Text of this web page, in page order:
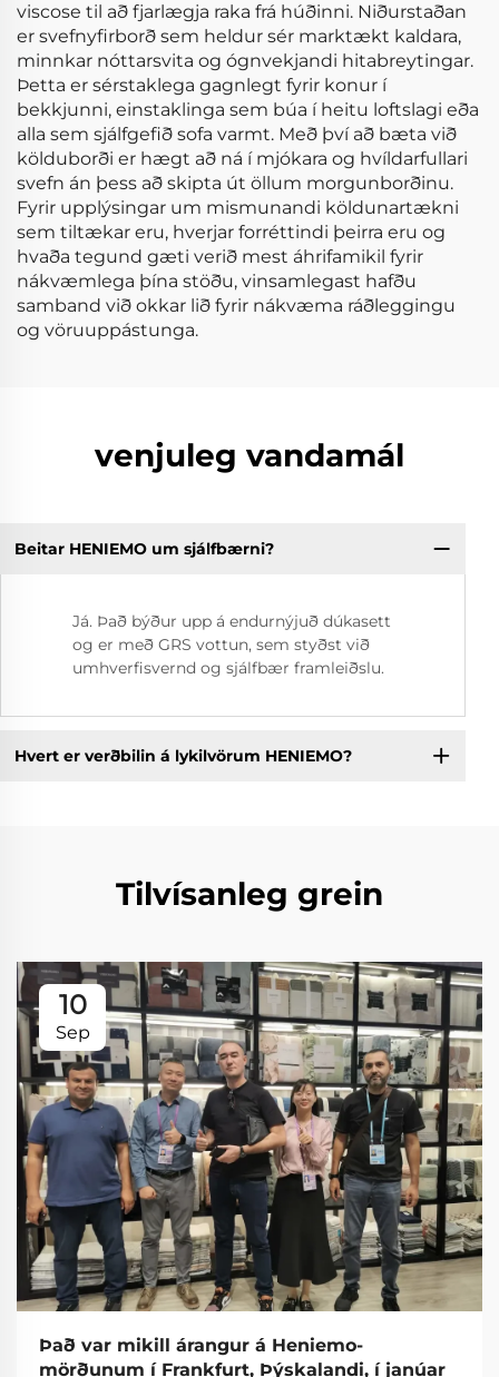
viscose til að fjarlægja raka frá húðinni. Niðurstaðan
er svefnyfirborð sem heldur sér marktækt kaldara,
minnkar nóttarsvita og ógnvekjandi hitabreytingar.
Þetta er sérstaklega gagnlegt fyrir konur í
bekkjunni, einstaklinga sem búa í heitu loftslagi eða
alla sem sjálfgefið sofa varmt. Með því að bæta við
kölduborði er hægt að ná í mjókara og hvíldarfullari
svefn án þess að skipta út öllum morgunborðinu.
Fyrir upplýsingar um mismunandi köldunartækni
sem tiltækar eru, hverjar forréttindi þeirra eru og
hvaða tegund gæti verið mest áhrifamikil fyrir
nákvæmlega þína stöðu, vinsamlegast hafðu
samband við okkar lið fyrir nákvæma ráðleggingu
og vöruuppástunga.
venjuleg vandamál
Beitar HENIEMO um sjálfbærni?
Já. Það býður upp á endurnýjuð dúkasett
og er með GRS vottun, sem styðst við
umhverfisvernd og sjálfbær framleiðslu.
Hvert er verðbilin á lykilvörum HENIEMO?
Tilvísanleg grein
10
Sep
Það var mikill árangur á Heniemo-
mörðunum í Frankfurt, Þýskalandi, í janúar